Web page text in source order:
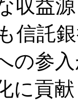
収益
信託
の参
に貢